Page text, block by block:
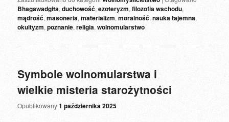
Bhagawadgita,duchowość,ezoteryzm,filozofia wschodu,
mądrość,masoneria,materializm,moralność,nauka tajemna,
okultyzm,poznanie,religia,wolnomularstwo
Symbole wolnomularstwa i
wielkie misteria starożytności
Opublikowany1 października 2025